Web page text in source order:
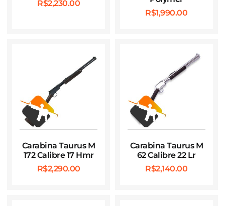
R$2,230.00
R$1,990.00
Carabina Taurus M
172 Calibre 17 Hmr
R$2,290.00
Carabina Taurus M
62 Calibre 22 Lr
R$2,140.00